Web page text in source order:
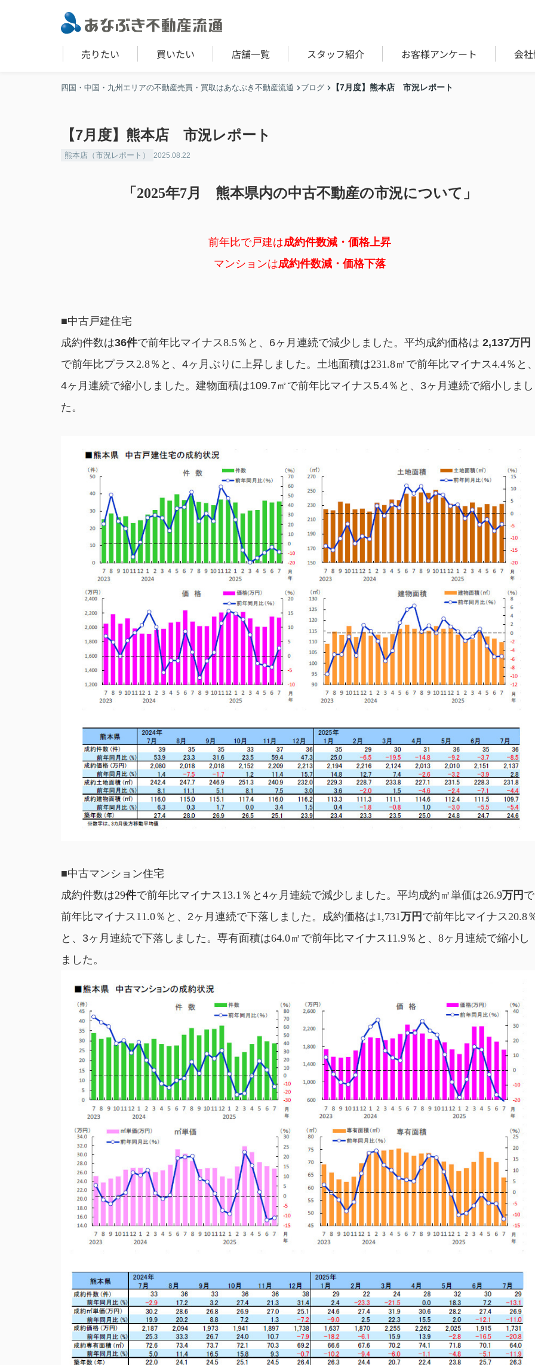
売りたい 買いたい 店舗一覧 スタッフ紹介 お客様アンケート 会
四国・中国・九州エリアの不動産売買・買取はあなぶき不動産流通 ブログ 【7月度】熊本店 市況レポート
【7月度】熊本店 市況レポート
熊本店（市況レポート） 2025.08.22
「2025年7月 熊本県内の中古不動産の市況について」
前年比で戸建は成約件数減・価格上昇
マンションは成約件数減・価格下落
■中古戸建住宅
成約件数は36件で前年比マイナス8.5％と、6ヶ月 連続で減少しました。 平均成約価格は 2,137万円
で前年比プラス2.8％と 、4ヶ月ぶりに上昇しました。 土地面積は231.8㎡で前年比マイナス4.4％と
4ヶ月連続で縮小しました。 建物面積は109.7 ㎡ で前年比マイナス5.4％と、3ヶ月連続で縮小しまし
た。
■中古マンション住宅
成約件数は29件で前年比マイナス13.1 ％と4ヶ月連続で減少しました。 平均成約㎡単価は26.9万円 で
前年比マイナス11.0％と、2ヶ月連続で下落しました。 成約価格は1,731万円 で前年比マイナス20.8
と、3ヶ月連続で下落しました。 専有面積は64.0㎡で前年比マイナス11.9％と、8ヶ月連続で縮小し
ました。